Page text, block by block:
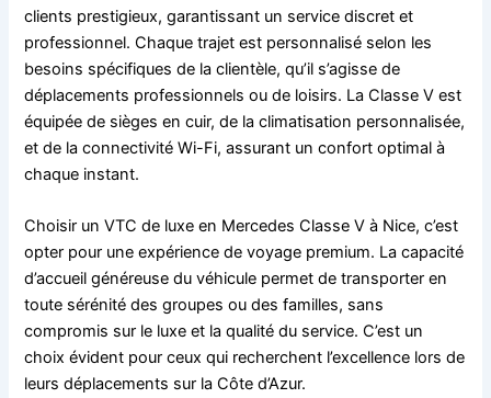
clients prestigieux, garantissant un service discret et
professionnel. Chaque trajet est personnalisé selon les
besoins spécifiques de la clientèle, qu’il s’agisse de
déplacements professionnels ou de loisirs. La Classe V est
équipée de sièges en cuir, de la climatisation personnalisée,
et de la connectivité Wi-Fi, assurant un confort optimal à
chaque instant.
Choisir un VTC de luxe en Mercedes Classe V à Nice, c’est
opter pour une expérience de voyage premium. La capacité
d’accueil généreuse du véhicule permet de transporter en
toute sérénité des groupes ou des familles, sans
compromis sur le luxe et la qualité du service. C’est un
choix évident pour ceux qui recherchent l’excellence lors de
leurs déplacements sur la Côte d’Azur.